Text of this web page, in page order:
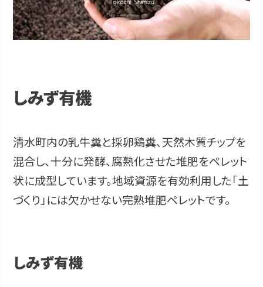
しみず有機
清水町内の乳牛糞と採卵鶏糞、天然木質チップを
混合し、十分に発酵、腐熟化させた堆肥をペレット
状に成型しています。地域資源を有効利用した「土
づくり」には欠かせない完熟堆肥ペレットです。
しみず有機